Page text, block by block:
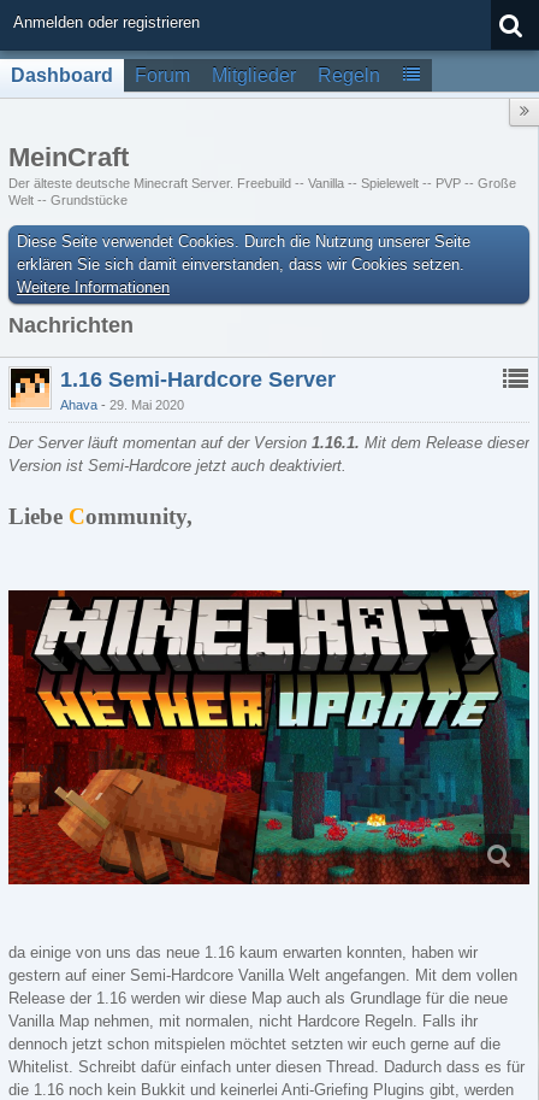
Anmelden oder registrieren
Dashboard Forum Mitglieder Regeln
MeinCraft
Der älteste deutsche Minecraft Server. Freebuild -- Vanilla -- Spielewelt -- PVP -- Große
Welt -- Grundstücke
Diese Seite verwendet Cookies. Durch die Nutzung unserer Seite
erklären Sie sich damit einverstanden, dass wir Cookies setzen.
Weitere Informationen
Nachrichten
1.16 Semi-Hardcore Server
Ahava 29. Mai 2020
Der Server läuft momentan auf der Version 1.16.1. Mit dem Release dieser
Version ist Semi-Hardcore jetzt auch deaktiviert.
Liebe Community,
da einige von uns das neue 1.16 kaum erwarten konnten, haben wir
gestern auf einer Semi-Hardcore Vanilla Welt angefangen. Mit dem vollen
Release der 1.16 werden wir diese Map auch als Grundlage für die neue
Vanilla Map nehmen, mit normalen, nicht Hardcore Regeln. Falls ihr
dennoch jetzt schon mitspielen möchtet setzten wir euch gerne auf die
Whitelist. Schreibt dafür einfach unter diesen Thread. Dadurch dass es für
die 1.16 noch kein Bukkit und keinerlei Anti-Griefing Plugins gibt, werden